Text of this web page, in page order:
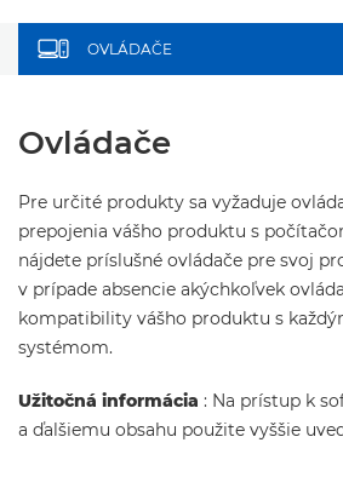
OVLÁDAČE
Ovládače
Pre určité produkty sa vyžaduje
prepojenia vášho produktu s
nájdete príslušné ovládače pre svoj
v prípade absencie akýchkoľvek
kompatibility vášho produktu s
systémom.
Užitočná informácia : Na prístup k
a ďalšiemu obsahu použite vyššie